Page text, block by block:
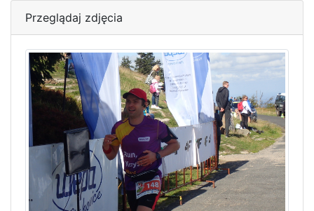
Przeglądaj zdjęcia